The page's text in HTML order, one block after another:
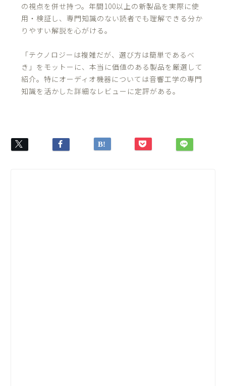
の視点を併せ持つ。年間100以上の新製品を実際に使
用・検証し、専門知識のない読者でも理解できる分か
りやすい解説を心がける。
「テクノロジーは複雑だが、選び方は簡単であるべ
き」をモットーに、本当に価値のある製品を厳選して
紹介。特にオーディオ機器については音響工学の専門
知識を活かした詳細なレビューに定評がある。